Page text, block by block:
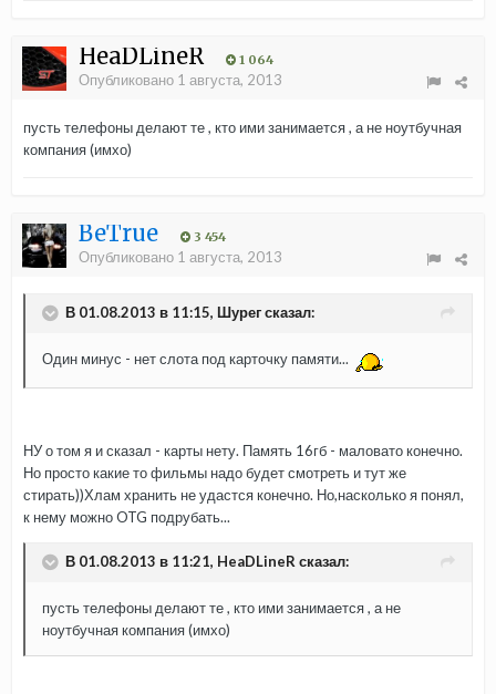
HeaDLineR 1 064
Опубликовано 1 августа, 2013
пусть телефоны делают те , кто ими занимается , а не ноутбучная
компания (имхо)
BeTrue 3 454
Опубликовано 1 августа, 2013
В 01.08.2013 в 11:15, Шурег сказал:
Один минус - нет слота под карточку памяти...
НУ о том я и сказал - карты нету. Память 16гб - маловато конечно.
Но просто какие то фильмы надо будет смотреть и тут же
стирать))Хлам хранить не удастся конечно. Но,насколько я понял,
к нему можно OTG подрубать...
В 01.08.2013 в 11:21, HeaDLineR сказал:
пусть телефоны делают те , кто ими занимается , а не
ноутбучная компания (имхо)